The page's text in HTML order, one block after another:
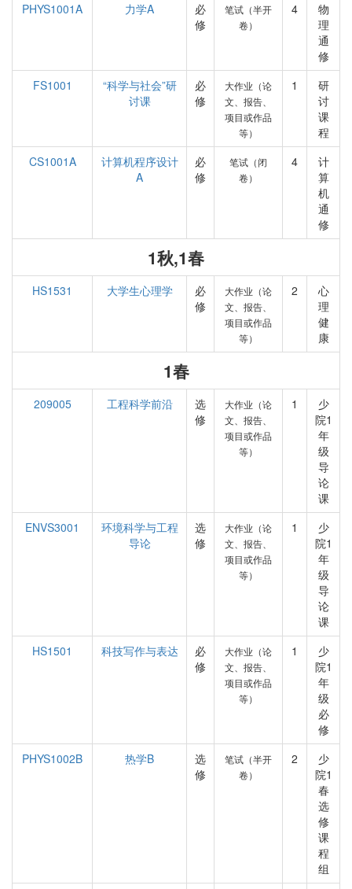
PHYS1001A
力学A
必
修
笔试（半开
卷）
4
物
理
通
修
FS1001
“科学与社会”研
讨课
必
修
大作业（论
文、报告、
项目或作品
等）
1
研
讨
课
程
CS1001A
计算机程序设计
A
必
修
笔试（闭
卷）
4
计
算
机
通
修
1秋,1春
HS1531 大学生心理学
必
修
大作业（论
文、报告、
项目或作品
等）
2
心
理
健
康
1春
209005 工程科学前沿
选
修
大作业（论
文、报告、
项目或作品
等）
1
少
院1
年
级
导
论
课
ENVS3001
环境科学与工程
导论
选
修
大作业（论
文、报告、
项目或作品
等）
1
少
院1
年
级
导
论
课
HS1501
科技写作与表达
必
修
大作业（论
文、报告、
项目或作品
等）
1
少
院1
年
级
必
修
PHYS1002B
热学B
选
修
笔试（半开
卷）
2
少
院1
春
选
修
课
程
组